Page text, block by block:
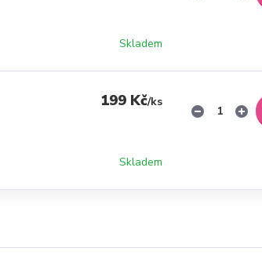
Skladem
199 Kč/ks
Skladem